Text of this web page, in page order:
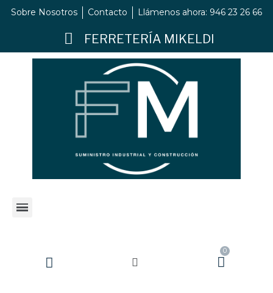
Sobre Nosotros Contacto Llámenos ahora: 946 23 26 66
FERRETERÍA MIKELDI